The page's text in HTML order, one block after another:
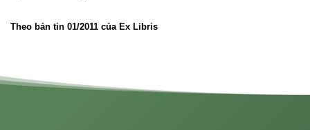
Theo bản tin 01/2011 của Ex Libris